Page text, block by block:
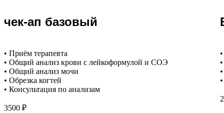
чек-ап базовый
• Приём терапевта
• Общий анализ крови с лейкоформулой и СОЭ
• Общий анализ мочи
• Обрезка когтей
• Консультация по анализам
3500 ₽